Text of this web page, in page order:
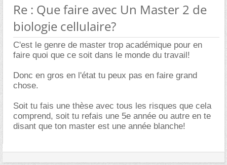
Re : Que faire avec Un Master 2 de
biologie cellulaire?
C'est le genre de master trop académique pour en
faire quoi que ce soit dans le monde du travail!
Donc en gros en l'état tu peux pas en faire grand
chose.
Soit tu fais une thèse avec tous les risques que cela
comprend, soit tu refais une 5e année ou autre en te
disant que ton master est une année blanche!